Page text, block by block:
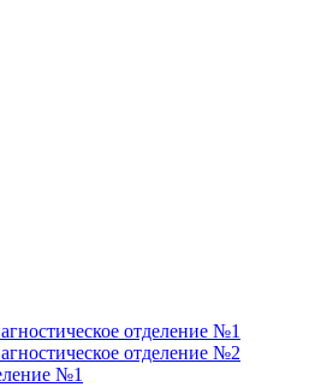
отделение №1
отделение №2
№1